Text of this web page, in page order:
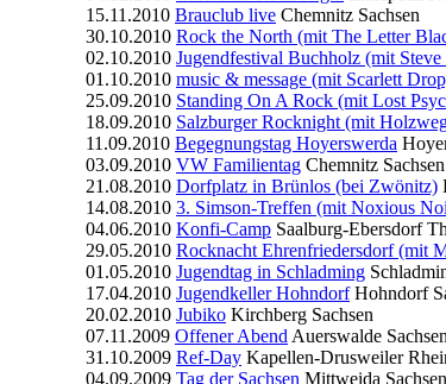
15.11.2010 Brauclub live Chemnitz Sachsen
30.10.2010 Rock the North (mit The Letter
02.10.2010 Jugendfestival Buchholz (mit
01.10.2010 music & message (mit Scarlett
25.09.2010 Standing On A Rock (mit Lost
18.09.2010 Salzburger Rocknight (mit
11.09.2010 Begegnungstag Hoyerswerda
03.09.2010 VW Familientag Chemnitz Sachsen
21.08.2010 Dorfplatz in Brünlos (bei Zwönitz)
14.08.2010 3. Simson-Treffen (mit Noxious
04.06.2010 Konfi-Camp Saalburg-Ebersdorf
29.05.2010 Rocknacht Ehrenfriedersdorf (mit
01.05.2010 Jugendtag in Schladming
17.04.2010 Jugendkeller Hohndorf Hohndorf
20.02.2010 Jubiko Kirchberg Sachsen
07.11.2009 Offener Abend Auerswalde Sachsen
31.10.2009 Ref-Day Kapellen-Drusweiler
04.09.2009 Tag der Sachsen Mittweida Sachsen